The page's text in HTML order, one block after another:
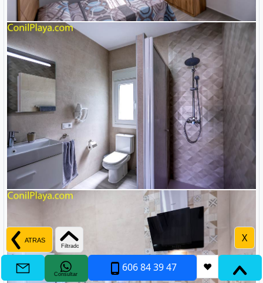
X
Consultar
606 84 39 47 ❤